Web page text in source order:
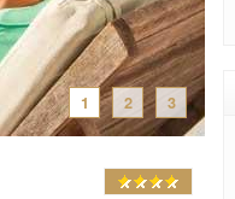
1 2 3